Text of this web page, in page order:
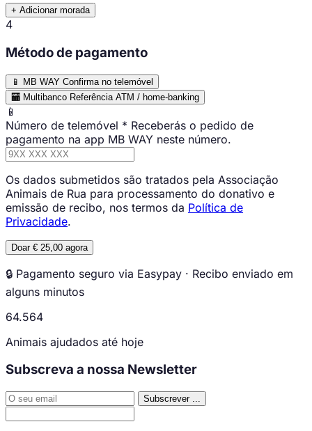
+ Adicionar morada
4
Método de pagamento
📱 MB WAY Confirma no telemóvel
🏧 Multibanco Referência ATM / home-banking
📱
Número de telemóvel * Receberás o pedido de
pagamento na app MB WAY neste número.
Os dados submetidos são tratados pela Associação
Animais de Rua para processamento do donativo e
emissão de recibo, nos termos da Política de
Privacidade.
Doar € 25,00 agora
🔒 Pagamento seguro via Easypay · Recibo enviado em
alguns minutos
64.564
Animais ajudados até hoje
Subscreva a nossa Newsletter
Subscrever